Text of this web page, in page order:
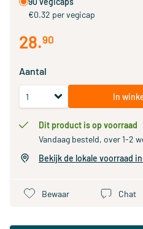
€0.32 per vegicap
28.90
Aantal
In
Dit product is op voorraad
Vandaag besteld, over 1-2
Bekijk de lokale voorraad
Bewaar Chat